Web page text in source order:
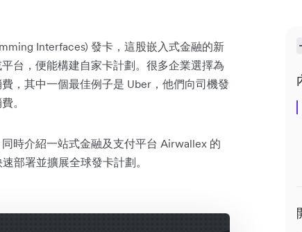
Interfaces) 發卡，這股嵌入式金融的新
台，便能構建自家卡計劃。很多企業選擇為
，其中一個最佳例子是 Uber，他們向司機發
。
時介紹一站式金融及支付平台 Airwallex 的
部署並擴展全球發卡計劃。